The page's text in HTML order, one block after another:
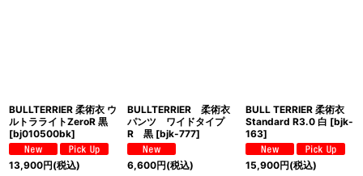
BULLTERRIER 柔術衣 ウ
ルトラライトZeroR 黒
[bj010500bk]
13,900円(税込)
BULLTERRIER 柔術衣
パンツ ワイドタイプ
R 黒 [bjk-777]
6,600円(税込)
BULL TERRIER 柔術衣
Standard R3.0 白 [bjk-
163]
15,900円(税込)